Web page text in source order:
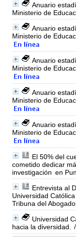
Anuario
Ministerio de
Anuario
Ministerio de
Anuario
Ministerio de
Anuario
Ministerio de
Anuario
Ministerio de
El 50% del
cometido dedicar
investigación en
Entrevista al
Universidad
Tribuna del
Universidad
hacia la diversidad.